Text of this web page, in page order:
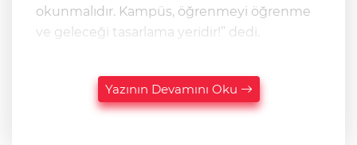
okunmalıdır. Kampüs, öğrenmeyi öğrenme
ve geleceği tasarlama yeridir!” dedi.
Yazının Devamını Oku